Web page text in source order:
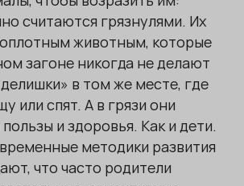
считаются грязнулями. Их
животным, которые
загоне никогда не делают
в том же месте, где
или спят. А в грязи они
и здоровья. Как и дети.
методики развития
что часто родители